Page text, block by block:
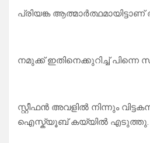
പ്രിയങ്ക
നമുക്ക് ഇതിനെക്കുറിച്ച് പിന്നെ
സ്റ്റീഫൻ അവളിൽ നിന്നും
ഐസ്ക്യൂബ് കയ്യിൽ എടുത്തു.